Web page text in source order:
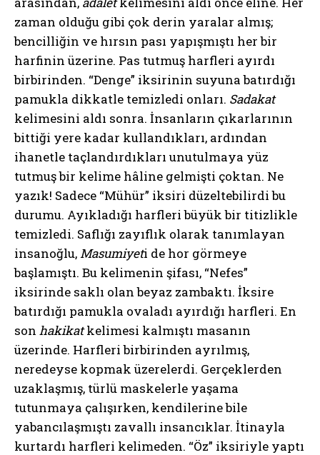
zaman olduğu gibi çok derin yaralar almış;
bencilliğin ve hırsın pası yapışmıştı her bir
harfinin üzerine. Pas tutmuş harfleri ayırdı
birbirinden. “Denge” iksirinin suyuna batırdığı
pamukla dikkatle temizledi onları. Sadakat
kelimesini aldı sonra. İnsanların çıkarlarının
bittiği yere kadar kullandıkları, ardından
ihanetle taçlandırdıkları unutulmaya yüz
tutmuş bir kelime hâline gelmişti çoktan. Ne
yazık! Sadece “Mühür” iksiri düzeltebilirdi bu
durumu. Ayıkladığı harfleri büyük bir titizlikle
temizledi. Saflığı zayıflık olarak tanımlayan
insanoğlu,Masumiyeti de hor görmeye
başlamıştı. Bu kelimenin şifası, “Nefes”
iksirinde saklı olan beyaz zambaktı. İksire
batırdığı pamukla ovaladı ayırdığı harfleri. En
son hakikatkelimesi kalmıştı masanın
üzerinde. Harfleri birbirinden ayrılmış,
neredeyse kopmak üzerelerdi. Gerçeklerden
uzaklaşmış, türlü maskelerle yaşama
tutunmaya çalışırken, kendilerine bile
yabancılaşmıştı zavallı insancıklar. İtinayla
kurtardı harfleri kelimeden. “Öz” iksiriyle yaptı